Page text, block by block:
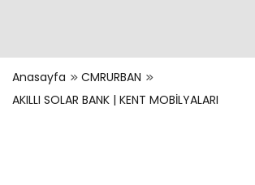
Anasayfa
CMRURBAN
AKILLI SOLAR BANK | KENT MOBİLYALARI